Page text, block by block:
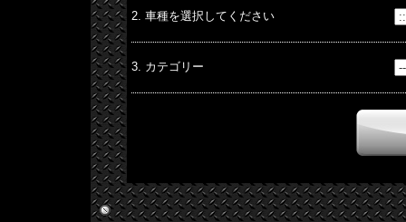
2. 車種を選択してください
3. カテゴリー